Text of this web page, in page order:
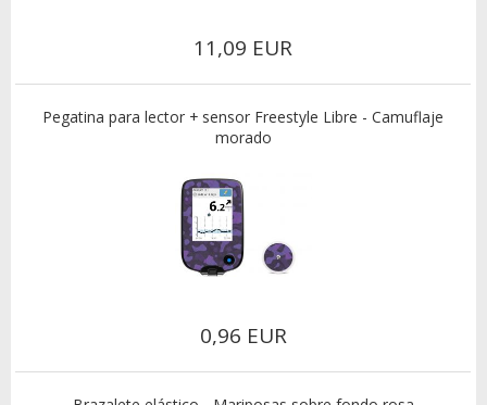
11,09 EUR
Pegatina para lector + sensor Freestyle Libre - Camuflaje
morado
0,96 EUR